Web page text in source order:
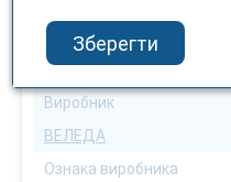
Виробник
ВЕЛЕДА
Ознака виробника
Зберегти